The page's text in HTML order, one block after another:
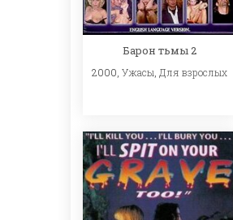
Барон тьмы 2
2000, Ужасы, Для взрослых